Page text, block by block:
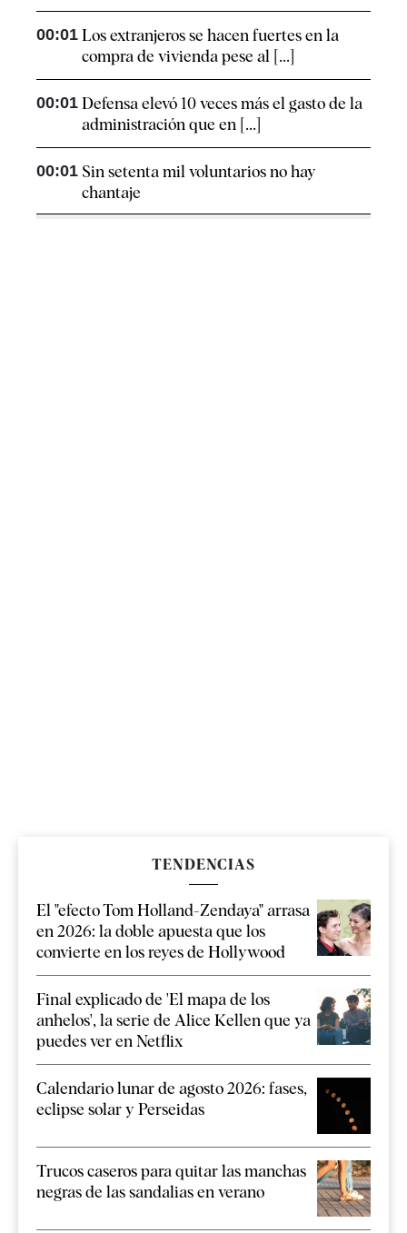
00:01 Los extranjeros se hacen fuertes en la
compra de vivienda pese al [...]
00:01 Defensa elevó 10 veces más el gasto de la
administración que en [...]
00:01 Sin setenta mil voluntarios no hay
chantaje
TENDENCIAS
El "efecto Tom Holland-Zendaya" arrasa
en 2026: la doble apuesta que los
convierte en los reyes de Hollywood
Final explicado de 'El mapa de los
anhelos', la serie de Alice Kellen que ya
puedes ver en Netflix
Calendario lunar de agosto 2026: fases,
eclipse solar y Perseidas
Trucos caseros para quitar las manchas
negras de las sandalias en verano